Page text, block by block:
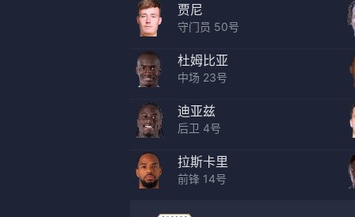
贾尼
守门员 50号
杜姆比亚
中场 23号
迪亚兹
后卫 4号
拉斯卡里
前锋 14号